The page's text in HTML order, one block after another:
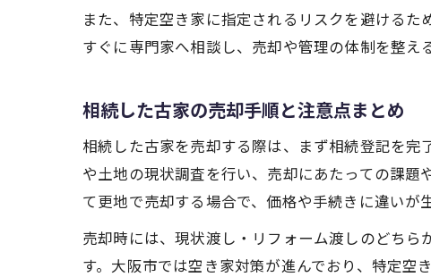
また、特定空き家に指定されるリスクを避ける
すぐに専門家へ相談し、売却や管理の体制を整え
相続した古家の売却手順と注意点まとめ
相続した古家を売却する際は、まず相続登記を
や土地の現状調査を行い、売却にあたっての課
て更地で売却する場合で、価格や手続きに違いが
売却時には、現状渡し・リフォーム渡しのどち
す。大阪市では空き家対策が進んでおり、特定